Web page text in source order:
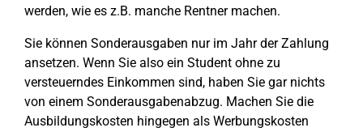
werden, wie es z.B. manche Rentner machen.
Sie können Sonderausgaben nur im Jahr der Zahlung
ansetzen. Wenn Sie also ein Student ohne zu
versteuerndes Einkommen sind, haben Sie gar nichts
von einem Sonderausgabenabzug. Machen Sie die
Ausbildungskosten hingegen als Werbungskosten